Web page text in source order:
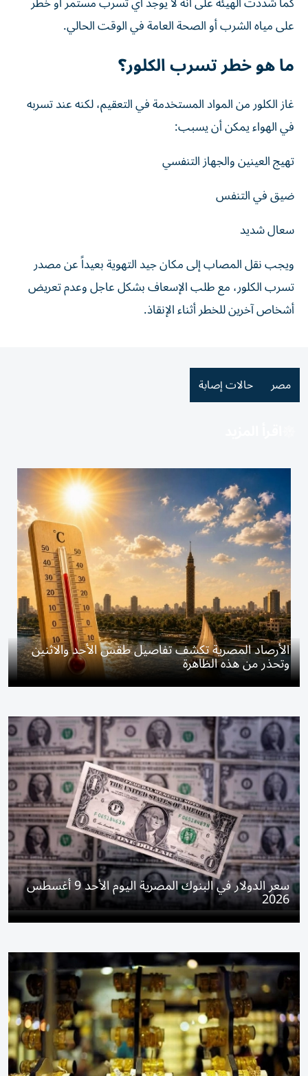
على مياه الشرب أو الصحة العامة في الوقت الحالي.
ما هو خطر تسرب الكلور؟
غاز الكلور من المواد المستخدمة في التعقيم، لكنه عند تسربه
في الهواء يمكن أن يسبب:
تهيج العينين والجهاز التنفسي
ضيق في التنفس
سعال شديد
ويجب نقل المصاب إلى مكان جيد التهوية بعيداً عن مصدر
تسرب الكلور، مع طلب الإسعاف بشكل عاجل وعدم تعريض
أشخاص آخرين للخطر أثناء الإنقاذ.
مصر حالات إصابة
الأرصاد المصرية تكشف تفاصيل طقس الأحد والاثنين
وتحذر من هذه الظاهرة
سعر الدولار في البنوك المصرية اليوم الأحد 9 أغسطس
2026